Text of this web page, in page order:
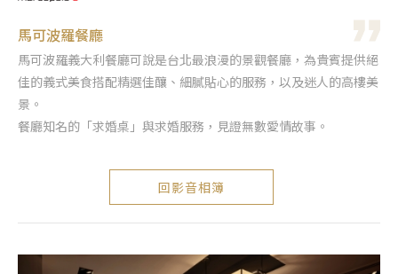
馬可波羅餐廳
馬可波羅義大利餐廳可說是台北最浪漫的景觀餐廳，為貴賓提供絕
佳的義式美食搭配精選佳釀、細膩貼心的服務，以及迷人的高樓美
景。
餐廳知名的「求婚桌」與求婚服務，見證無數愛情故事。
回影音相簿